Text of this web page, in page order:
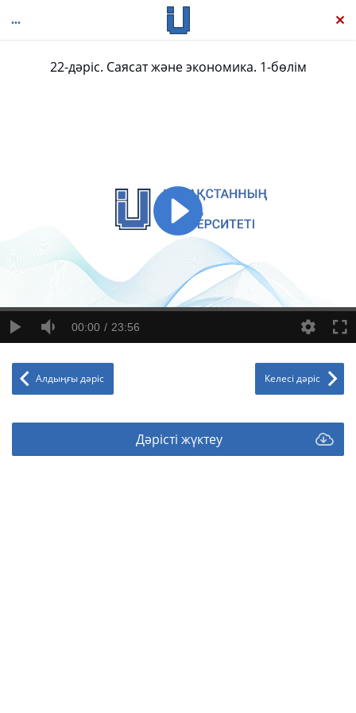
22-дәріс. Саясат және экономика. 1-бөлім
00:00 23:56
Алдыңғы дәріс Келесі дәріс
Дәрісті жүктеу